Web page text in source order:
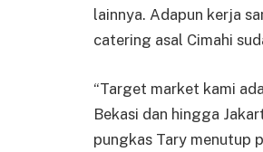
lainnya. Adapun kerja
catering asal Cimahi
“Target market kami
Bekasi dan hingga
pungkas Tary menutup